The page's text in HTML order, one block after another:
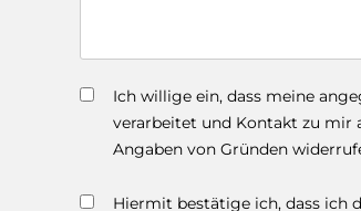
Ich willige ein, dass meine
verarbeitet und Kontakt zu mir
Angaben von Gründen
Hiermit bestätige ich, dass ich